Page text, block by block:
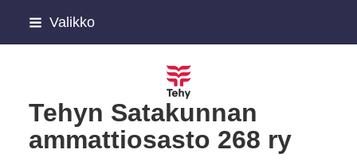
Siirry
Valikko
Tehyn Satakunnan
ammattiosasto 268 ry